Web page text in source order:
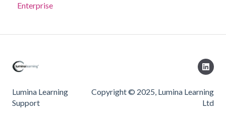
Enterprise
Lumina Learning
Support
Copyright © 2025, Lumina Learning
Ltd